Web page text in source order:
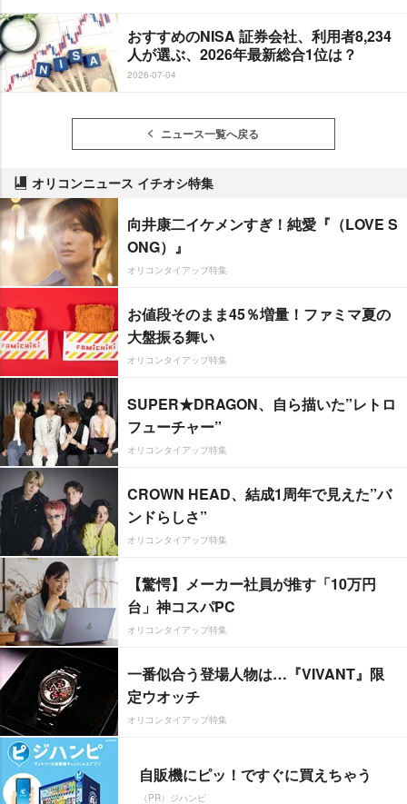
おすすめのNISA 証券会社、利用者8,234
人が選ぶ、2026年最新総合1位は？
2026-07-04
ニュース一覧へ戻る
オリコンニュース イチオシ特集
向井康二イケメンすぎ！純愛『（LOVE S
ONG）』
オリコンタイアップ特集
お値段そのまま45％増量！ファミマ夏の
大盤振る舞い
オリコンタイアップ特集
SUPER★DRAGON、自ら描いた”レトロ
フューチャー”
オリコンタイアップ特集
CROWN HEAD、結成1周年で見えた”バ
ンドらしさ”
オリコンタイアップ特集
【驚愕】メーカー社員が推す「10万円
台」神コスパPC
オリコンタイアップ特集
一番似合う登場人物は…『VIVANT』限
定ウオッチ
オリコンタイアップ特集
自販機にピッ！ですぐに買えちゃう
（PR）ジハンピ